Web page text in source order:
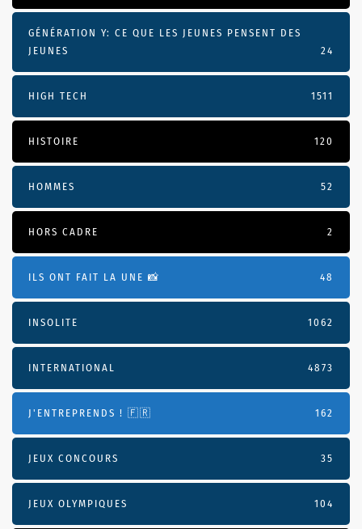
GÉNÉRATION Y: CE QUE LES JEUNES PENSENT DES
JEUNES
24
HIGH TECH 1511
HISTOIRE 120
HOMMES 52
HORS CADRE 2
ILS ONT FAIT LA UNE 📸 48
INSOLITE 1062
INTERNATIONAL 4873
J'ENTREPRENDS ! 🇫🇷 162
JEUX CONCOURS 35
JEUX OLYMPIQUES 104